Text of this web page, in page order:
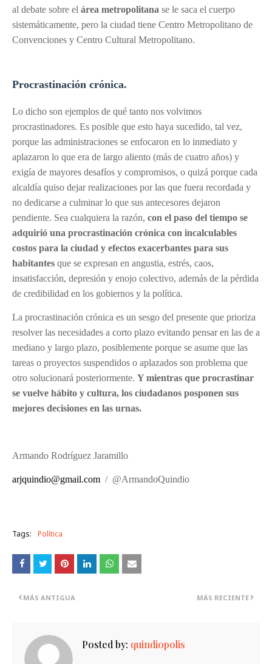
al debate sobre el área metropolitana se le saca el cuerpo
sistemáticamente, pero la ciudad tiene Centro Metropolitano de
Convenciones y Centro Cultural Metropolitano.
Procrastinación crónica.
Lo dicho son ejemplos de qué tanto nos volvimos
procrastinadores. Es posible que esto haya sucedido, tal vez,
porque las administraciones se enfocaron en lo inmediato y
aplazaron lo que era de largo aliento (más de cuatro años) y
exigía de mayores desafíos y compromisos, o quizá porque cada
alcaldía quiso dejar realizaciones por las que fuera recordada y
no dedicarse a culminar lo que sus antecesores dejaron
pendiente. Sea cualquiera la razón, con el paso del tiempo se
adquirió una procrastinación crónica con incalculables
costos para la ciudad y efectos exacerbantes para sus
habitantes que se expresan en angustia, estrés, caos,
insatisfacción, depresión y enojo colectivo, además de la pérdida
de credibilidad en los gobiernos y la política.
La procrastinación crónica es un sesgo del presente que prioriza
resolver las necesidades a corto plazo evitando pensar en las de a
mediano y largo plazo, posiblemente porque se asume que las
tareas o proyectos suspendidos o aplazados son problema que
otro solucionará posteriormente. Y mientras que procrastinar
se vuelve hábito y cultura, los ciudadanos posponen sus
mejores decisiones en las urnas.
Armando Rodríguez Jaramillo
arjquindio@gmail.com / @ArmandoQuindio
Tags: Política
MÁS RECIENTE
MÁS ANTIGUA
Posted by: quindiopolis